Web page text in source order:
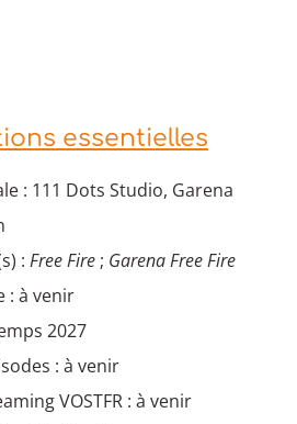
essentielles
: 111 Dots Studio, Garena
: Free Fire ; Garena Free Fire
: à venir
2027
: à venir
VOSTFR : à venir